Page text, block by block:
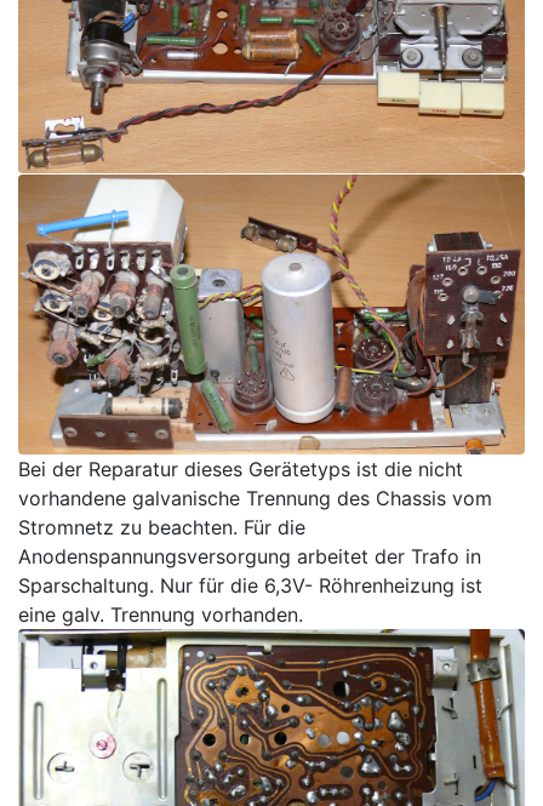
Bei der Reparatur dieses Gerätetyps ist die nicht
vorhandene galvanische Trennung des Chassis vom
Stromnetz zu beachten. Für die
Anodenspannungsversorgung arbeitet der Trafo in
Sparschaltung. Nur für die 6,3V- Röhrenheizung ist
eine galv. Trennung vorhanden.